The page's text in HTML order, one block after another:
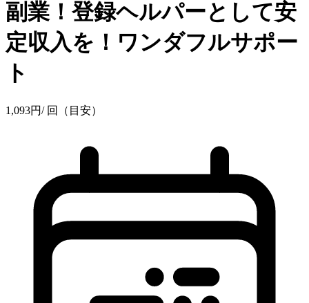
副業！登録ヘルパーとして安
定収入を！ワンダフルサポー
ト
1,093円/ 回（目安）